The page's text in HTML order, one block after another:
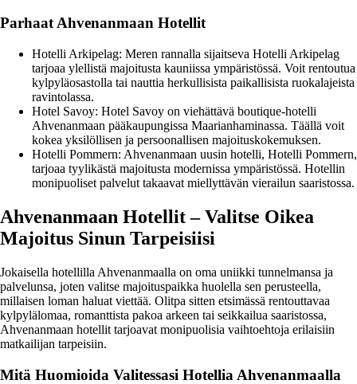
Parhaat Ahvenanmaan Hotellit
Hotelli Arkipelag: Meren rannalla sijaitseva Hotelli Arkipelag
tarjoaa ylellistä majoitusta kauniissa ympäristössä. Voit rentoutua
kylpyläosastolla tai nauttia herkullisista paikallisista ruokalajeista
ravintolassa.
Hotel Savoy: Hotel Savoy on viehättävä boutique-hotelli
Ahvenanmaan pääkaupungissa Maarianhaminassa. Täällä voit
kokea yksilöllisen ja persoonallisen majoituskokemuksen.
Hotelli Pommern: Ahvenanmaan uusin hotelli, Hotelli Pommern,
tarjoaa tyylikästä majoitusta modernissa ympäristössä. Hotellin
monipuoliset palvelut takaavat miellyttävän vierailun saaristossa.
Ahvenanmaan Hotellit – Valitse Oikea
Majoitus Sinun Tarpeisiisi
Jokaisella hotellilla Ahvenanmaalla on oma uniikki tunnelmansa ja
palvelunsa, joten valitse majoituspaikka huolella sen perusteella,
millaisen loman haluat viettää. Olitpa sitten etsimässä rentouttavaa
kylpylälomaa, romanttista pakoa arkeen tai seikkailua saaristossa,
Ahvenanmaan hotellit tarjoavat monipuolisia vaihtoehtoja erilaisiin
matkailijan tarpeisiin.
Mitä Huomioida Valitessasi Hotellia Ahvenanmaalla